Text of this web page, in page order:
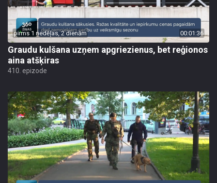
pirms 1 nedēļas, 2 dienām 00:01:36
Graudu kulšana uzņem apgriezienus, bet reģionos
aina atšķiras
410. epizode